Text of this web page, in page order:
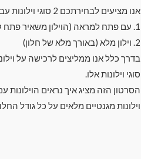
אנו מציעים לבחירתכם 2 סוגי וילונות עבור חלונות קדמיים:
1. עם פתח למראה (הוילון משאיר פתח קטן בצד של המראה בגודל של 30 ס"מ)
2. וילון מלא (באורך מלא של חלון)
סוגי וילונות אלו.
הסרטון הזה מציג איך נראים
וילונות מגנטיים מלאים על כל גודל